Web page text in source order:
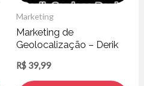
Marketing
Marketing de
Geolocalização – Derik
R$ 39,99